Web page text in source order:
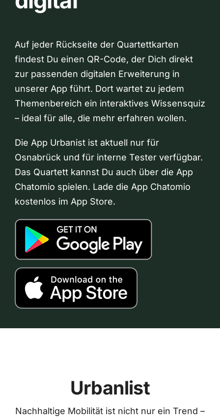
Auf jeder Rückseite der Quartettkarten
findest Du einen QR-Code, der Dich direkt
zur passenden digitalen Erweiterung in
unserer App führt. Dort wartet zu jedem
Themenbereich ein interaktives Wissensquiz
– ideal für alle, die mehr erfahren wollen.
Die App Urbanist ist aktuell nur für
Osnabrück und für interne Tester verfügbar.
Das Quartett kannst Du auch über die App
Chatomio spielen. Lade die App Chatomio
kostenlos im App Store.
Urbanlist
Nachhaltige Mobilität ist nicht nur ein Trend –